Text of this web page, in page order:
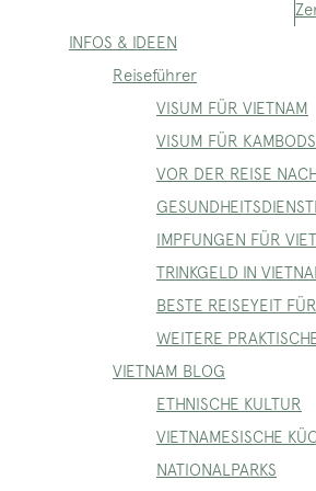
INFOS & IDEEN
Reiseführer
VISUM FÜR VIETNAM
VISUM FÜR
VOR DER REISE
IMPFUNGEN FÜR
TRINKGELD IN
BESTE REISEYEIT
WEITERE
VIETNAM BLOG
ETHNISCHE KULTUR
VIETNAMESISCHE
NATIONALPARKS